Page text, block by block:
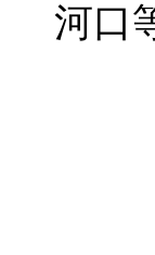
河口
（